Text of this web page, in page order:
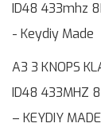
A3 3 KNOPS
ID48 433MHZ
– KEYDIY MADE